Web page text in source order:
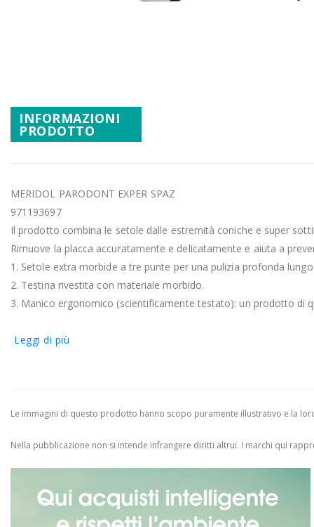
immagini
INFORMAZIONI
PRODOTTO
MERIDOL PARODONT EXPER SPAZ
971193697
Il prodotto combina le setole dalle estremità coniche e super
Rimuove la placca accuratamente e delicatamente e aiuta a
1. Setole extra morbide a tre punte per una pulizia profonda
2. Testina rivestita con materiale morbido.
3. Manico ergonomico (scientificamente testato): un prodotto di
Leggi di più
Le immagini di questo prodotto hanno scopo puramente illustrativo e la
Nella pubblicazione non si intende infrangere diritti altrui. I marchi qui